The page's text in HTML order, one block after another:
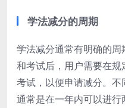
学法减分的周期
学法减分通常有明确的
和考试后，用户需要在
考试，以便申请减分。不
通常是在一年内可以进